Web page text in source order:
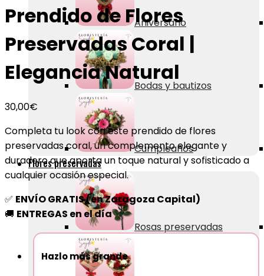
Aniversario
Bodas y bautizos
Cumpleaños
Flores preservadas
Rosas preservadas
Prendido de Flores
Preservadas Coral |
Elegancia Natural
30,00€
Completa tu look con este prendido de flores
preservadas coral, un complemento elegante y
duradero que aporta un toque natural y sofisticado a
cualquier ocasión especial.
✅ ENVÍO GRATIS (en Zaragoza Capital)
🚚 ENTREGAS en el día
Hazlo más grande